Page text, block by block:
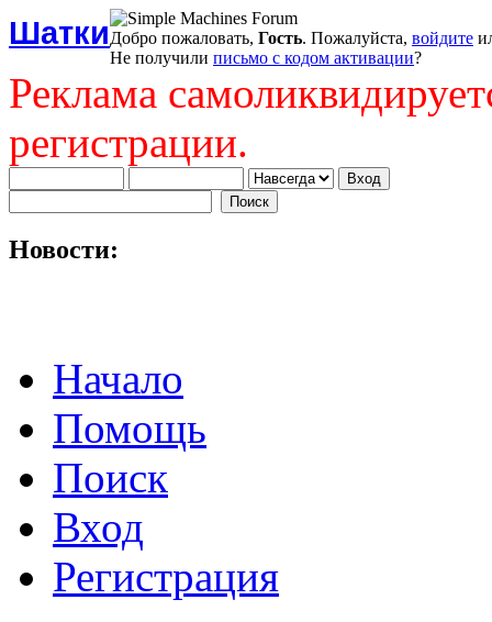
ШаткиДобро пожаловать, Гость. Пожалуйста, войдите
Не получили письмо с кодом активации?
Реклама
регистрации.
Новости:
Начало
Помощь
Поиск
Вход
Регистрация